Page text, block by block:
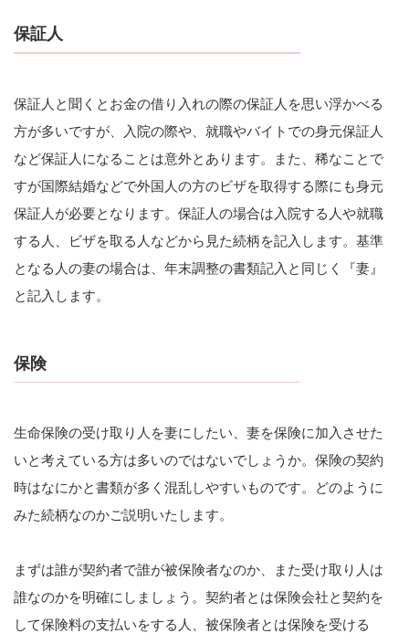
保証人
保証人と聞くとお金の借り入れの際の保証人を思い浮かべる
方が多いですが、入院の際や、就職やバイトでの身元保証人
など保証人になることは意外とあります。また、稀なことで
すが国際結婚などで外国人の方のビザを取得する際にも身元
保証人が必要となります。保証人の場合は入院する人や就職
する人、ビザを取る人などから見た続柄を記入します。基準
となる人の妻の場合は、年末調整の書類記入と同じく『妻』
と記入します。
保険
生命保険の受け取り人を妻にしたい、妻を保険に加入させた
いと考えている方は多いのではないでしょうか。保険の契約
時はなにかと書類が多く混乱しやすいものです。どのように
みた続柄なのかご説明いたします。
まずは誰が契約者で誰が被保険者なのか、また受け取り人は
誰なのかを明確にしましょう。契約者とは保険会社と契約を
して保険料の支払いをする人、被保険者とは保険を受ける